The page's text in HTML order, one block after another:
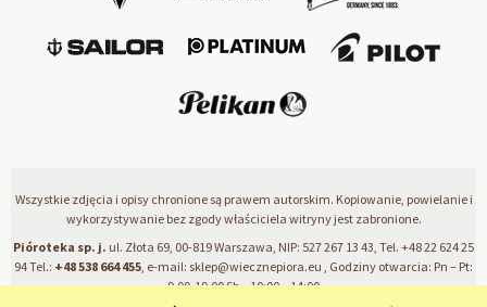
Wszystkie zdjęcia i opisy chronione są prawem autorskim. Kopiowanie, powielanie i
wykorzystywanie bez zgody właściciela witryny jest zabronione.
Pióroteka sp. j. ul. Złota 69, 00-819 Warszawa, NIP: 527 267 13 43, Tel. +48 22 624 25
94Tel.: +48 538 664 455 , e-mail: sklep@wiecznepiora.eu , Godziny otwarcia: Pn – Pt:
9.00-19.00 Sb – 10:00 – 14:00